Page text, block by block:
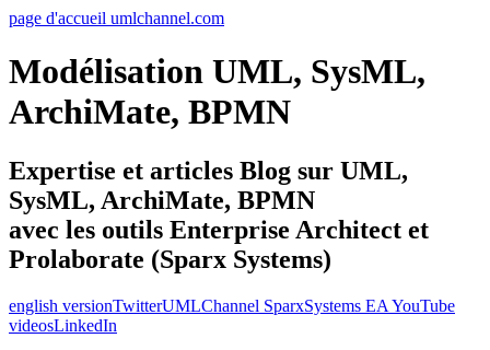
page d'accueil umlchannel.com
Modélisation UML, SysML,
ArchiMate, BPMN
Expertise et articles Blog sur UML,
SysML, ArchiMate, BPMN
avec les outils Enterprise Architect et
Prolaborate (Sparx Systems)
english versionTwitterUMLChannel SparxSystems EA YouTube
videosLinkedIn